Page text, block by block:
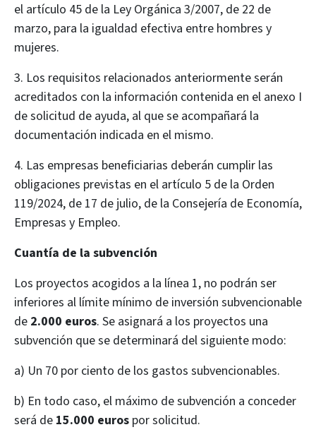
el artículo 45 de la Ley Orgánica 3/2007, de 22 de
marzo, para la igualdad efectiva entre hombres y
mujeres.
3. Los requisitos relacionados anteriormente serán
acreditados con la información contenida en el anexo I
de solicitud de ayuda, al que se acompañará la
documentación indicada en el mismo.
4. Las empresas beneficiarias deberán cumplir las
obligaciones previstas en el artículo 5 de la Orden
119/2024, de 17 de julio, de la Consejería de Economía,
Empresas y Empleo.
Cuantía de la subvención
Los proyectos acogidos a la línea 1, no podrán ser
inferiores al límite mínimo de inversión subvencionable
de 2.000 euros. Se asignará a los proyectos una
subvención que se determinará del siguiente modo:
a) Un 70 por ciento de los gastos subvencionables.
b) En todo caso, el máximo de subvención a conceder
será de 15.000 euros por solicitud.